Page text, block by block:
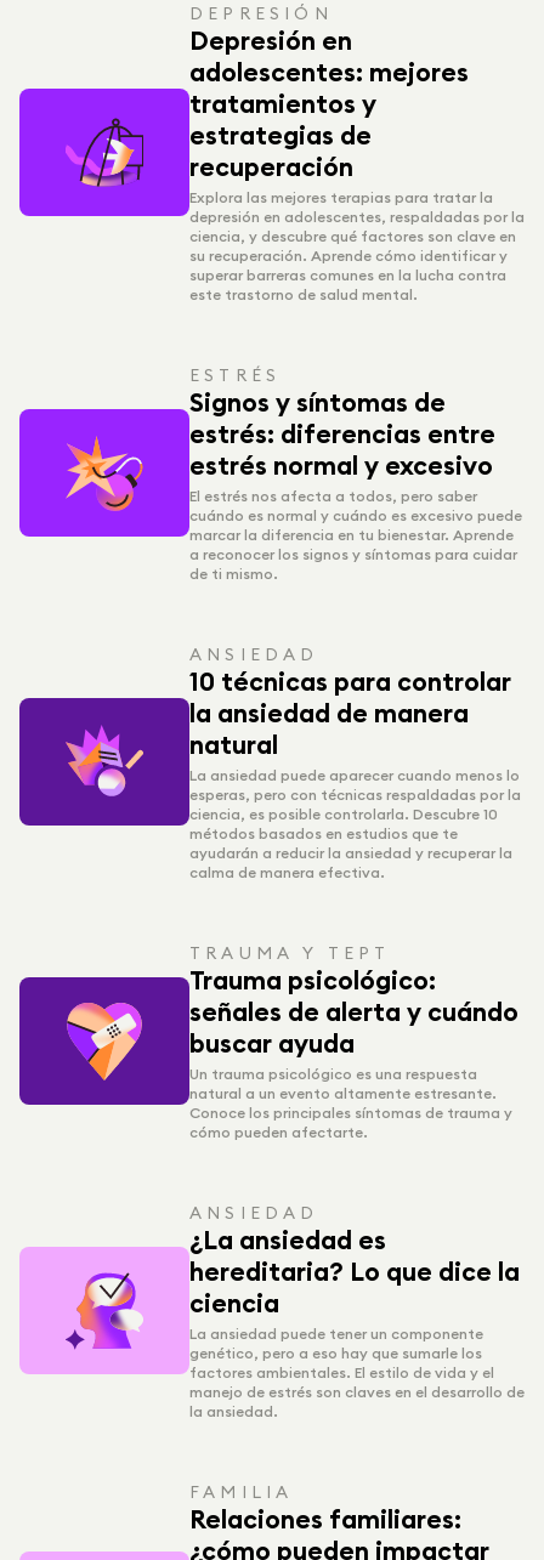
DEPRESIÓN
Depresión en
adolescentes: mejores
tratamientos y
estrategias de
recuperación
Explora las mejores terapias para tratar la
depresión en adolescentes, respaldadas por la
ciencia, y descubre qué factores son clave en
su recuperación. Aprende cómo identificar y
superar barreras comunes en la lucha contra
este trastorno de salud mental.
ESTRÉS
Signos y síntomas de
estrés: diferencias entre
estrés normal y excesivo
El estrés nos afecta a todos, pero saber
cuándo es normal y cuándo es excesivo puede
marcar la diferencia en tu bienestar. Aprende
a reconocer los signos y síntomas para cuidar
de ti mismo.
ANSIEDAD
10 técnicas para controlar
la ansiedad de manera
natural
La ansiedad puede aparecer cuando menos lo
esperas, pero con técnicas respaldadas por la
ciencia, es posible controlarla. Descubre 10
métodos basados en estudios que te
ayudarán a reducir la ansiedad y recuperar la
calma de manera efectiva.
TRAUMA Y TEPT
Trauma psicológico:
señales de alerta y cuándo
buscar ayuda
Un trauma psicológico es una respuesta
natural a un evento altamente estresante.
Conoce los principales síntomas de trauma y
cómo pueden afectarte.
ANSIEDAD
¿La ansiedad es
hereditaria? Lo que dice la
ciencia
La ansiedad puede tener un componente
genético, pero a eso hay que sumarle los
factores ambientales. El estilo de vida y el
manejo de estrés son claves en el desarrollo de
la ansiedad.
FAMILIA
Relaciones familiares:
¿cómo pueden impactar